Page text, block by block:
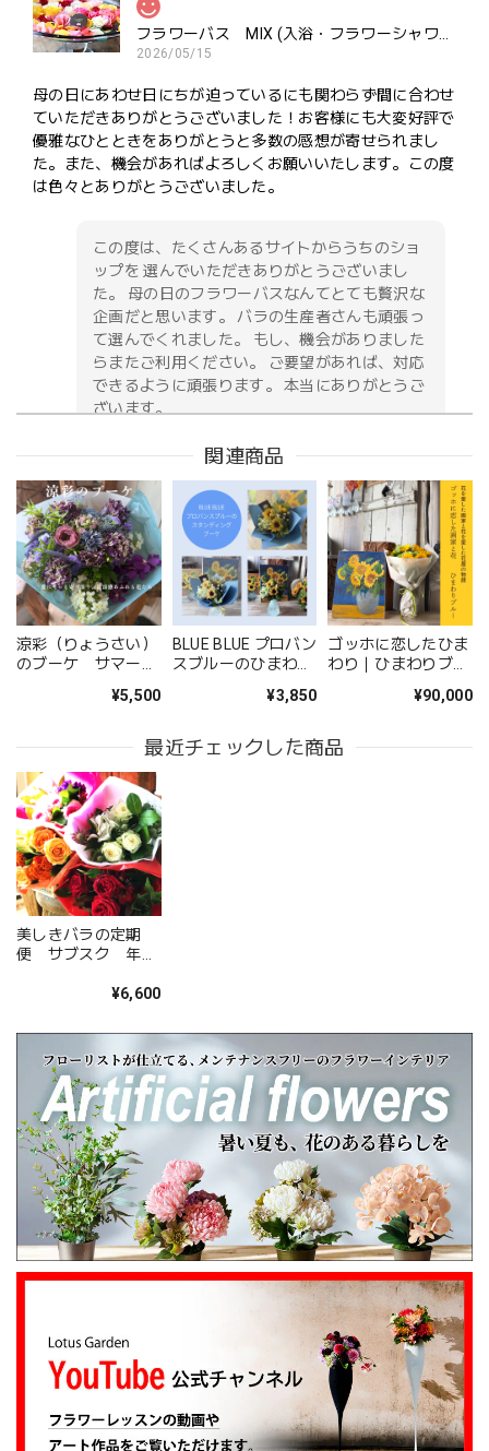
2026/05/15
母の日にあわせ日にちが迫っているにも関わらず間に合わせ
ていただきありがとうございました！お客様にも大変好評で
優雅なひとときをありがとうと多数の感想が寄せられまし
た。また、機会があればよろしくお願いいたします。この度
は色々とありがとうございました。
この度は、たくさんあるサイトからうちのショ
ップを 選んでいただきありがとうございまし
た。 母の日のフラワーバスなんてとても贅沢な
企画だと思います。 バラの生産者さんも頑張っ
て選んでくれました。 もし、機会がありました
らまたご利用ください。 ご要望があれば、対応
できるように頑張ります。 本当にありがとうご
ざいます。
2026/05/09
無事に届いたようです。 注文時に、間違えて記入してどう
しようと思っていた所に、丁寧な電話をいただき助かりまし
た。 送り先の友人から写真が送られてきましたが、とても
立派なアレンジメントで感激しました。 友人も喜んでいま
慮されていたようです。 お願いして良かったです。 また機
ました。
このたびは大切なご友人への贈り物に、当店の
お花をお選びいただき誠にありがとうございま
した。 また、ご友人にもお喜びいただけたとの
こと、そしてお送りしたアレンジメントを「立
派」とお褒めいただき、大変嬉しく拝見しまし
た。 配送についてもご満足いただけたようで何
よりです。 温かいお言葉を励みに、これからも
のご利用を心よりお待ちしております。 このた
心を伝える花 キモチ 「ありがとう ARIGATO」 6600
姉の誕生日に花束を注文しました。 予め希望やイメージを
伝えたところ、レアなバラを入れて下さり、ワンランクアッ
プでハイセンスな華やかな花束を作ってくださいました。
姉も大変喜んでくれて、大満足です。 また、お願いしま
す。 安心してお願いできるお花屋さんです。
大変嬉しいレビューありがとうございます。 お
姉さんも喜んでくださり安心しました。 また、
関連商品
涼彩（りょうさい）
のブーケ サマーギ
寄り添う、清涼感あ
¥5,500
BLUE BLUE プロバン
スブルーのひまわり
¥3,850
ゴッホに恋したひま
わり｜ひまわりブー
ット｜畠山秀雄アト
¥90,000
最近チェックした商品
美しきバラの定期
便 サブスク 年４
「四季のバラの花束
¥6,600